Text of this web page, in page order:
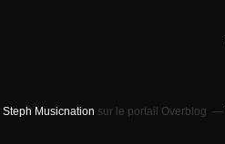
Steph Musicnation sur le portail Overblog